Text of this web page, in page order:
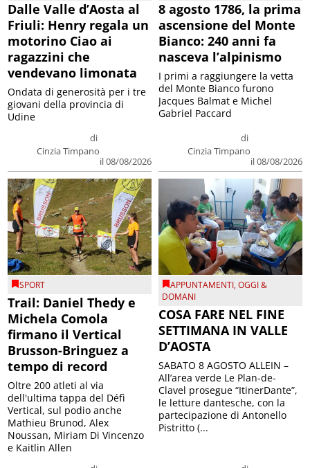
Dalle Valle d’Aosta al
Friuli: Henry regala un
motorino Ciao ai
ragazzini che
vendevano limonata
di
Cinzia Timpano
il 08/08/2026
Ondata di generosità per i tre
giovani della provincia di
Udine
8 agosto 1786, la prima
ascensione del Monte
Bianco: 240 anni fa
nasceva l’alpinismo
di
Cinzia Timpano
il 08/08/2026
I primi a raggiungere la vetta
del Monte Bianco furono
Jacques Balmat e Michel
Gabriel Paccard
SPORT
Trail: Daniel Thedy e
Michela Comola
firmano il Vertical
Brusson-Bringuez a
tempo di record
Oltre 200 atleti al via
dell'ultima tappa del Défì
Vertical, sul podio anche
Mathieu Brunod, Alex
Noussan, Miriam Di Vincenzo
e Kaitlin Allen
APPUNTAMENTI,OGGI &
DOMANI
COSA FARE NEL FINE
SETTIMANA IN VALLE
D’AOSTA
SABATO 8 AGOSTO ALLEIN –
All’area verde Le Plan-de-
Clavel prosegue “ItinerDante”,
le letture dantesche, con la
partecipazione di Antonello
Pistritto (...